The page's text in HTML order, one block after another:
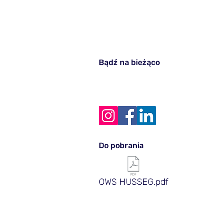
Bądź na bieżąco
Do pobrania
OWS HUSSEG.pdf